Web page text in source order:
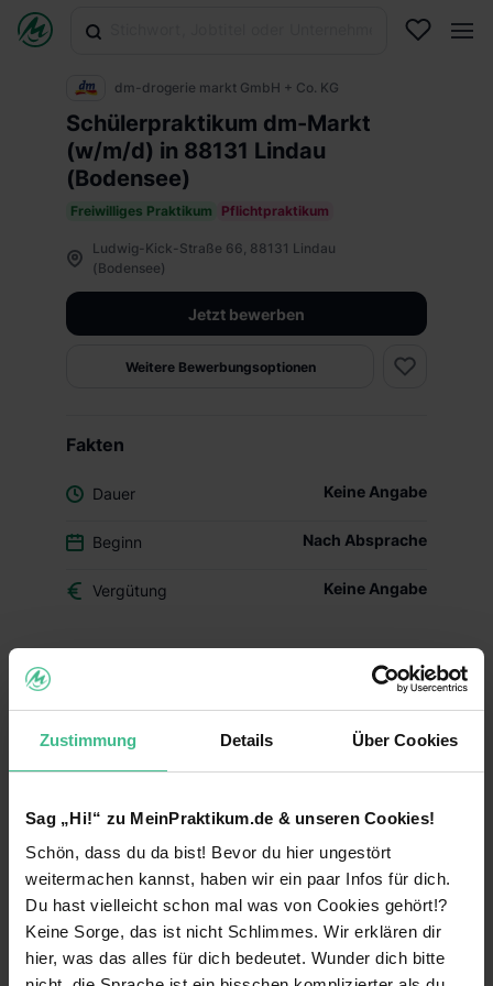
Zustimmung Details Über Cookies
Sag „Hi!“ zu MeinPraktikum.de & unseren Cookies!
Schön, dass du da bist! Bevor du hier ungestört
weitermachen kannst, haben wir ein paar Infos für dich.
Du hast vielleicht schon mal was von Cookies gehört!?
Keine Sorge, das ist nicht Schlimmes. Wir erklären dir
hier, was das alles für dich bedeutet. Wunder dich bitte
dm-drogerie markt GmbH + Co. KG
Schülerpraktikum dm-Markt
(w/m/d) in 88131 Lindau
(Bodensee)
Freiwilliges Praktikum Pflichtpraktikum
Ludwig-Kick-Straße 66, 88131 Lindau
(Bodensee)
Jetzt bewerben
Weitere Bewerbungsoptionen
Fakten
Dauer Keine Angabe
Beginn Nach Absprache
Vergütung Keine Angabe
Du überlegst, ob der Beruf des Drogisten oder ein
ist? Dann schnuppere in den Drogerie-Alltag
hinein und mach Dir Dein eigenes Bild – mit
Deinem Schülerpraktikum (w/m/d) im dm-Markt.
Deine Aufgaben und Lerninhalte
Alltag im dm-Markt kennenlernen:Während
Deines Praktikums schaust Du hinter die
Kulissen und erfährst, welche Aufgaben im
Arbeitsalltag zu meistern sind. Du erhältst einen
Einblick in die einzelnen Abläufe wie